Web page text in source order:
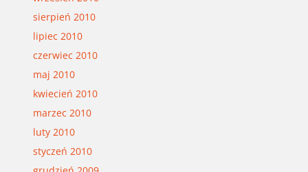
sierpień 2010
lipiec 2010
czerwiec 2010
maj 2010
kwiecień 2010
marzec 2010
luty 2010
styczeń 2010